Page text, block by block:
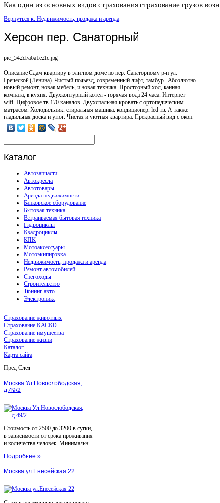
Как один из основных видов страхования страхование грузов
Вернуться к: Недвижимость, продажа и аренда
Херсон пер. Санаторный
pic_542d7a6a1e2fc.jpg
Описание Сдам квартиру в элитном доме по пер. Санаторному р-н ул.
Греческой (Ленина). Чистый подьезд, современный лифт, тамбур . Абсолютно
новый ремонт, новая мебель, и новая техника. Просторный хол, ванная
комната, и кухня. Двухконтурный котел - горячая вода 24 часа. Интернет
wifi. Цифровое тв 170 каналов. Двухспальная кровать с ортопедическим
матрасом. Холодильник, стиральная машина, кондиционер, led тв. А также
гладильная доска и утюг. Чистая и уютная квартира. Прекрасный вид с окон.
Каталог
Автозапчасти
Автокресла
Автотовары
Аренда недвижимости
Банковское оборудование
Бытовая техника
Встраиваемая бытовая техника
Гидроциклы
Квадроциклы
КПК
Мотоаксессуары
Мотоэкипировка
Недвижимость, продажа и аренда
Ремонт автомобилей
Снегоходы
Строительство
Тюнинг авто
Электроника
Страхование животных
Страхование КАСКО
Страхование имущества
Страхование жизни
Каталог
Карта сайта
Пред След
Москва Ул.Новослободская,
д.49/2
Стоимость от 2500 до 3200 в сутки,
в зависимости от срока проживания
и количества человек. Минимальн...
Подробнее »
Москва ул.Енесейская 22